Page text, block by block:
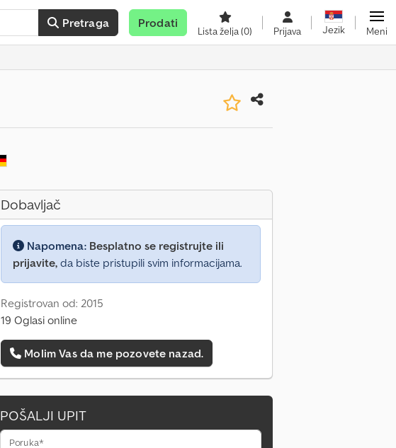
Pretraga Prodati
Lista želja(0) Prijava Jezik Meni
Dobavljač
Napomena: Besplatno se registrujte ili
prijavite, da biste pristupili svim informacijama.
Registrovan od: 2015
19 Oglasi online
Molim Vas da me pozovete nazad.
POŠALJI UPIT
Poruka*